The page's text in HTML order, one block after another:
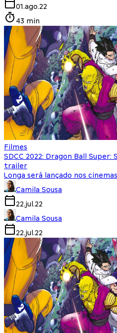
01.ago.22
43 min
Filmes
SDCC 2022: Dragon Ball Super:
trailer
Longa será lançado nos
Camila Sousa
22.jul.22
Camila Sousa
22.jul.22